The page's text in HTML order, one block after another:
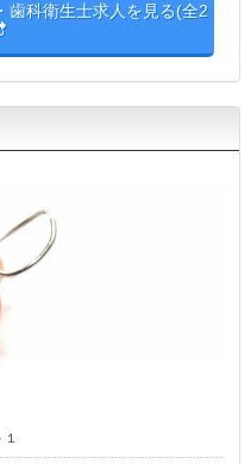
歯科衛生士求人を見る(全2